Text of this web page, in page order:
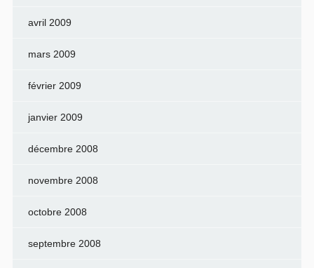
avril 2009
mars 2009
février 2009
janvier 2009
décembre 2008
novembre 2008
octobre 2008
septembre 2008